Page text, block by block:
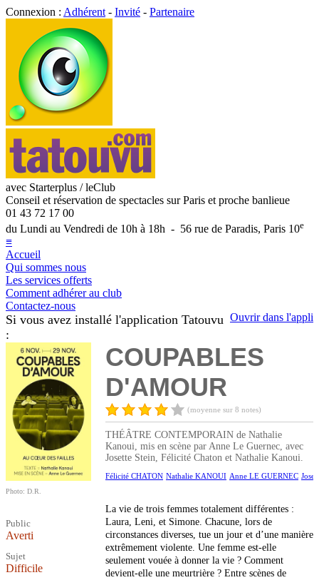
Connexion : Adhérent - Invité - Partenaire
avec Starterplus / leClub
Conseil et réservation de spectacles sur Paris et proche banlieue
01 43 72 17 00
du Lundi au Vendredi de 10h à 18h - 56 rue de Paradis, Paris 10e
≡
Accueil
Qui sommes nous
Les services offerts
Comment adhérer au club
Contactez-nous
Ouvrir dans l'appli
Si vous avez installé l'application Tatouvu
:
Photo: D.R.
Public
Averti
Sujet
Difficile
COUPABLES
D'AMOUR
(moyenne sur 8 notes)
THÉÂTRE CONTEMPORAIN de Nathalie
Kanoui, mis en scène par Anne Le Guernec, avec
Josette Stein, Félicité Chaton et Nathalie Kanoui.
Félicité CHATON Nathalie KANOUI Anne LE GUERNEC
La vie de trois femmes totalement différentes :
Laura, Leni, et Simone. Chacune, lors de
circonstances diverses, tue un jour et d’une manière
extrêmement violente. Une femme est-elle
seulement vouée à donner la vie ? Comment
devient-elle une meurtrière ? Entre scènes de